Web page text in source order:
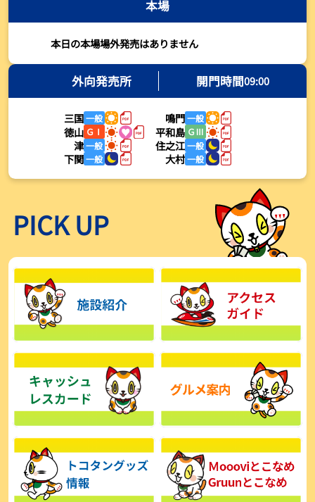
【とこなめボート・岩瀬仁紀さんコラム】最後は塚越海斗に注目、
【ボートレース】荒木颯斗が地元勢でただ１人優出果たす「地元で
初優勝したい」／常滑 - 日刊スポーツ
2026年08月03日
【ボートレース】４枠で優出の塚越海斗が強気節「攻めていくレー
スをします」／常滑 - 日刊スポーツ
2026年08月03日
【ボートレース】広瀬凜が接戦制して２着で優出「出足、回り足は
【とこなめボート】塚越海斗が優勝戦で脅威の伸びを披露する「合
ったときの伸びは自分が一番」
2026年08月03日
【とこなめボート】広瀬凜は準優で見つかった課題の克服へ「結果
的に１着を取れればいい」
2026年08月03日
【とこなめボート】西丸敦基が未勝利では終われない「最終日頑張
る」
2026年08月03日
【とこなめボート ルーキーシリーズ】広瀬凜 6位で予選突破「勝負
2026年08月02日
【とこなめボート 日野未来コラム とこなめミライ予想図】トコタン
お誕生日おめでとう！
本場
本日の本場場外発売はありません
外向発売所 開門時間09:00
三国一般 鳴門一般
徳山 ＧⅠ 平和島 ＧⅢ
津一般 住之江一般
下関一般 大村一般
PICK UP